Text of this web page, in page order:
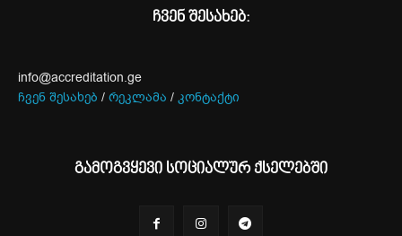
ჩვენ შესახებ:
info@accreditation.ge
ჩვენ შესახებ / რეკლამა / კონტაქტი
გამოგვყევი სოციალურ ქსელებში